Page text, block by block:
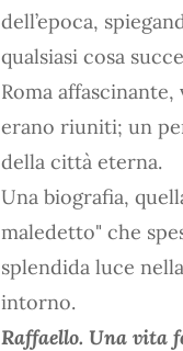
dell’epoca,
qualsiasi cosa
Roma
erano riuniti; un
della città eterna.
Una biografia,
maledetto" che
splendida luce
intorno.
Raffaello. Una vita